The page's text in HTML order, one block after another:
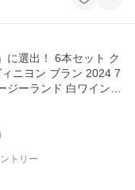
に選出！ 6本セット ク
ニヨン ブラン 2024 7
ジーランド 白ワイン
トリー